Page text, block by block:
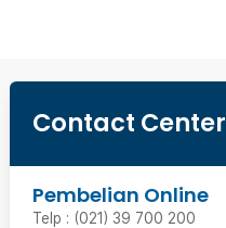
Contact Center
Pembelian Online
Telp : (021) 39 700 200